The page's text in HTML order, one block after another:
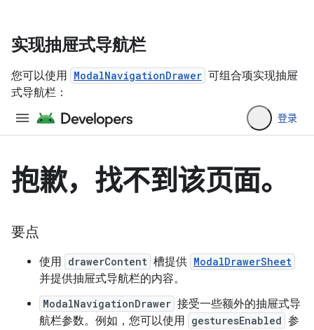
实现抽屉式导航栏
您可以使用 ModalNavigationDrawer 可组合项实现抽屉
式导航栏：
要点
使用 drawerContent 槽提供 ModalDrawerSheet
并提供抽屉式导航栏的内容。
ModalNavigationDrawer 接受一些额外的抽屉式导
航栏参数。例如，您可以使用 gesturesEnabled 参